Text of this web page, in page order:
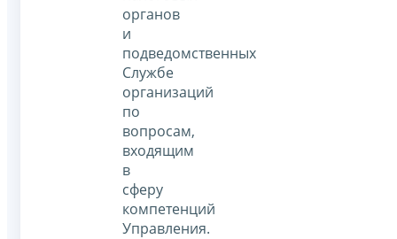
органов
и
подведомственных
Службе
организаций
по
вопросам,
входящим
в
сферу
компетенций
Управления.